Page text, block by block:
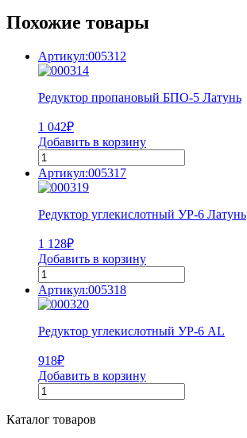
Похожие товары
Артикул:005312
Редуктор пропановый БПО-5 Латунь
1 042₽
Добавить в корзину
Артикул:005317
Редуктор углекислотный УР-6 Латунь
1 128₽
Добавить в корзину
Артикул:005318
Редуктор углекислотный УР-6 AL
918₽
Добавить в корзину
Каталог товаров